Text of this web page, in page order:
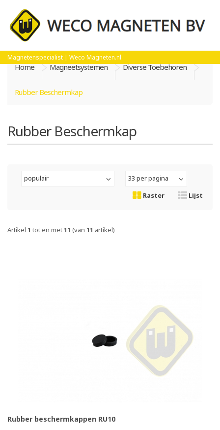
Magnetenspecialist | Weco Magneten.nl
Home Magneetsystemen Diverse Toebehoren
Rubber Beschermkap
Rubber Beschermkap
populair
33 per pagina
Raster
Lijst
Artikel 1 tot en met11 (van 11 artikel)
Rubber beschermkappen RU10